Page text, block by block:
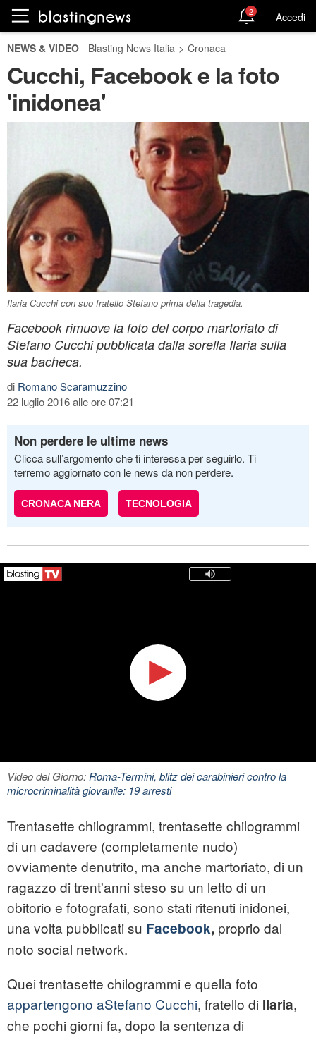
2 Accedi
NEWS & VIDEO Blasting News Italia > Cronaca
Cucchi, Facebook e la foto
'inidonea'
Ilaria Cucchi con suo fratello Stefano prima della tragedia.
Facebook rimuove la foto del corpo martoriato di
Stefano Cucchi pubblicata dalla sorella Ilaria sulla
sua bacheca.
di Romano Scaramuzzino
22 luglio 2016 alle ore 07:21
Non perdere le ultime news
Clicca sull’argomento che ti interessa per seguirlo. Ti
terremo aggiornato con le news da non perdere.
CRONACA NERA TECNOLOGIA
Video del Giorno:Roma-Termini, blitz dei carabinieri contro la
microcriminalità giovanile: 19 arresti
Trentasette chilogrammi, trentasette chilogrammi
di un cadavere (completamente nudo)
ovviamente denutrito, ma anche martoriato, di un
ragazzo di trent'anni steso su un letto di un
obitorio e fotografati, sono stati ritenuti inidonei,
una volta pubblicati su Facebook, proprio dal
noto social network.
Quei trentasette chilogrammi e quella foto
appartengono aStefano Cucchi, fratello di Ilaria,
che pochi giorni fa, dopo la sentenza di